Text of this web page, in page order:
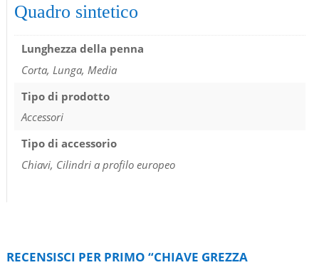
Quadro sintetico
Lunghezza della penna
Corta, Lunga, Media
Tipo di prodotto
Accessori
Tipo di accessorio
Chiavi, Cilindri a profilo europeo
RECENSISCI PER PRIMO “CHIAVE GREZZA